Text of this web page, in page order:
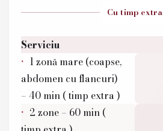
Cu timp extra
Serviciu
1 zonă mare (coapse,
abdomen cu flancuri)
– 40 min ( timp extra )
2 zone – 60 min (